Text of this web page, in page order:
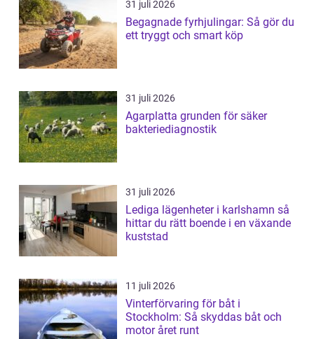
31 juli 2026
Begagnade fyrhjulingar: Så gör du
ett tryggt och smart köp
31 juli 2026
Agarplatta grunden för säker
bakteriediagnostik
31 juli 2026
Lediga lägenheter i karlshamn så
hittar du rätt boende i en växande
kuststad
11 juli 2026
Vinterförvaring för båt i
Stockholm: Så skyddas båt och
motor året runt